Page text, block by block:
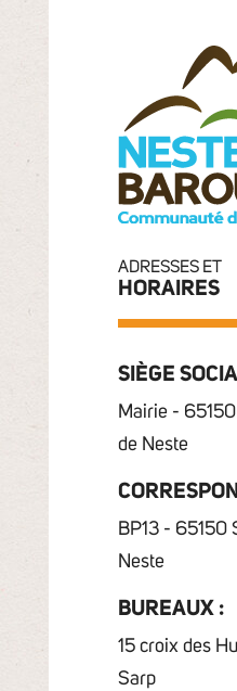
ADRESSES ET
HORAIRES
SIÈGE
Mairie -
de Neste
BP13 - 65150
Neste
BUREAUX :
15 croix des
Sarp